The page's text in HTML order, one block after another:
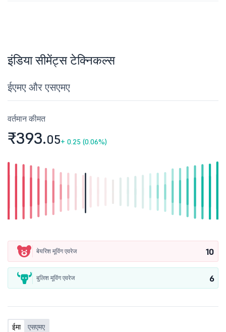
इंडिया सीमेंट्स टेक्निकल्स
ईएमए और एसएमए
वर्तमान कीमत
₹393.05+ 0.25 (0.06%)
बेयरिश मूविंग एवरेज 10
बुलिश मूविंग एवरेज 6
ईमा एसएमए